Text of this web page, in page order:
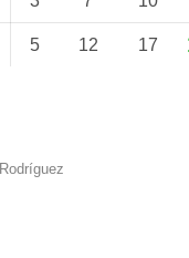
5 12 17